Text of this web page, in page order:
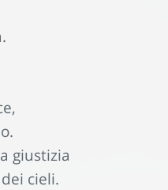
giustizia
cieli.